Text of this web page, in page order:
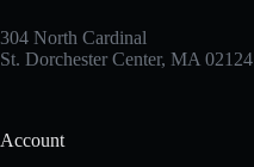
304 North Cardinal
St. Dorchester Center, MA 02124
Account